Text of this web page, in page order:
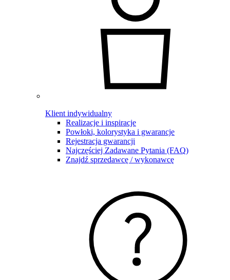
Klient indywidualny
Realizacje i inspiracje
Powłoki, kolorystyka i gwarancje
Rejestracja gwarancji
Najczęściej Zadawane Pytania (FAQ)
Znajdź sprzedawcę / wykonawcę